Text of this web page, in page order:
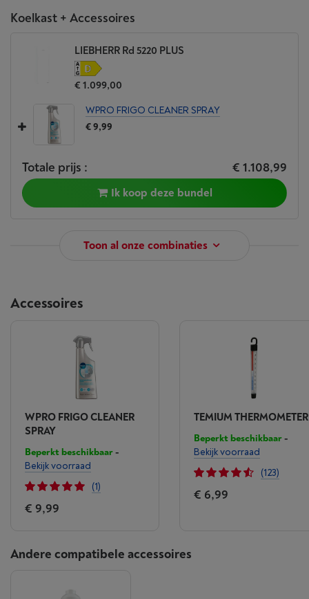
Koelkast + Accessoires
LIEBHERR Rd 5220 PLUS
€ 1.099,00
WPRO FRIGO CLEANER SPRAY
€ 9,99
Totale prijs : € 1.108,99
Ik koop deze bundel
Toon al onze combinaties
Accessoires
WPRO FRIGO CLEANER
SPRAY
Beperkt beschikbaar-
Bekijk voorraad
(1)
€ 9,99
TEMIUM THERMOMETER
Beperkt beschikbaar-
Bekijk voorraad
(123)
€ 6,99
Andere compatibele accessoires